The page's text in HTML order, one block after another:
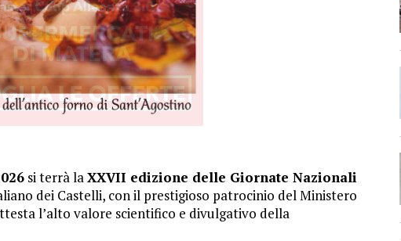
si terrà laXXVII edizione delle Giornate Nazionali
dei Castelli, con il prestigioso patrocinio del Ministero
l’alto valore scientifico e divulgativo della